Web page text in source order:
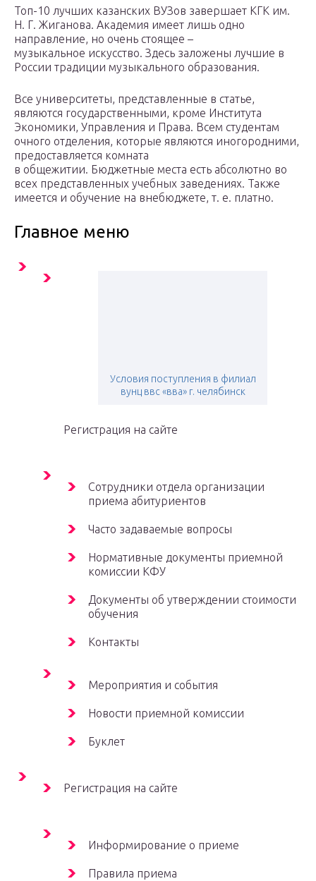
Топ-10 лучших казанских ВУЗов завершает КГК им.
Н. Г. Жиганова. Академия имеет лишь одно
направление, но очень стоящее –
музыкальное искусство. Здесь заложены лучшие в
России традиции музыкального образования.
Все университеты, представленные в статье,
являются государственными, кроме Института
Экономики, Управления и Права. Всем студентам
очного отделения, которые являются иногородними,
предоставляется комната
в общежитии. Бюджетные места есть абсолютно во
всех представленных учебных заведениях. Также
имеется и обучение на внебюджете, т. е. платно.
Главное меню
Условия поступления в филиал
вунц ввс «вва» г. челябинск
Регистрация на сайте
Сотрудники отдела организации
приема абитуриентов
Часто задаваемые вопросы
Нормативные документы приемной
комиссии КФУ
Документы об утверждении стоимости
обучения
Контакты
Мероприятия и события
Новости приемной комиссии
Буклет
Регистрация на сайте
Информирование о приеме
Правила приема